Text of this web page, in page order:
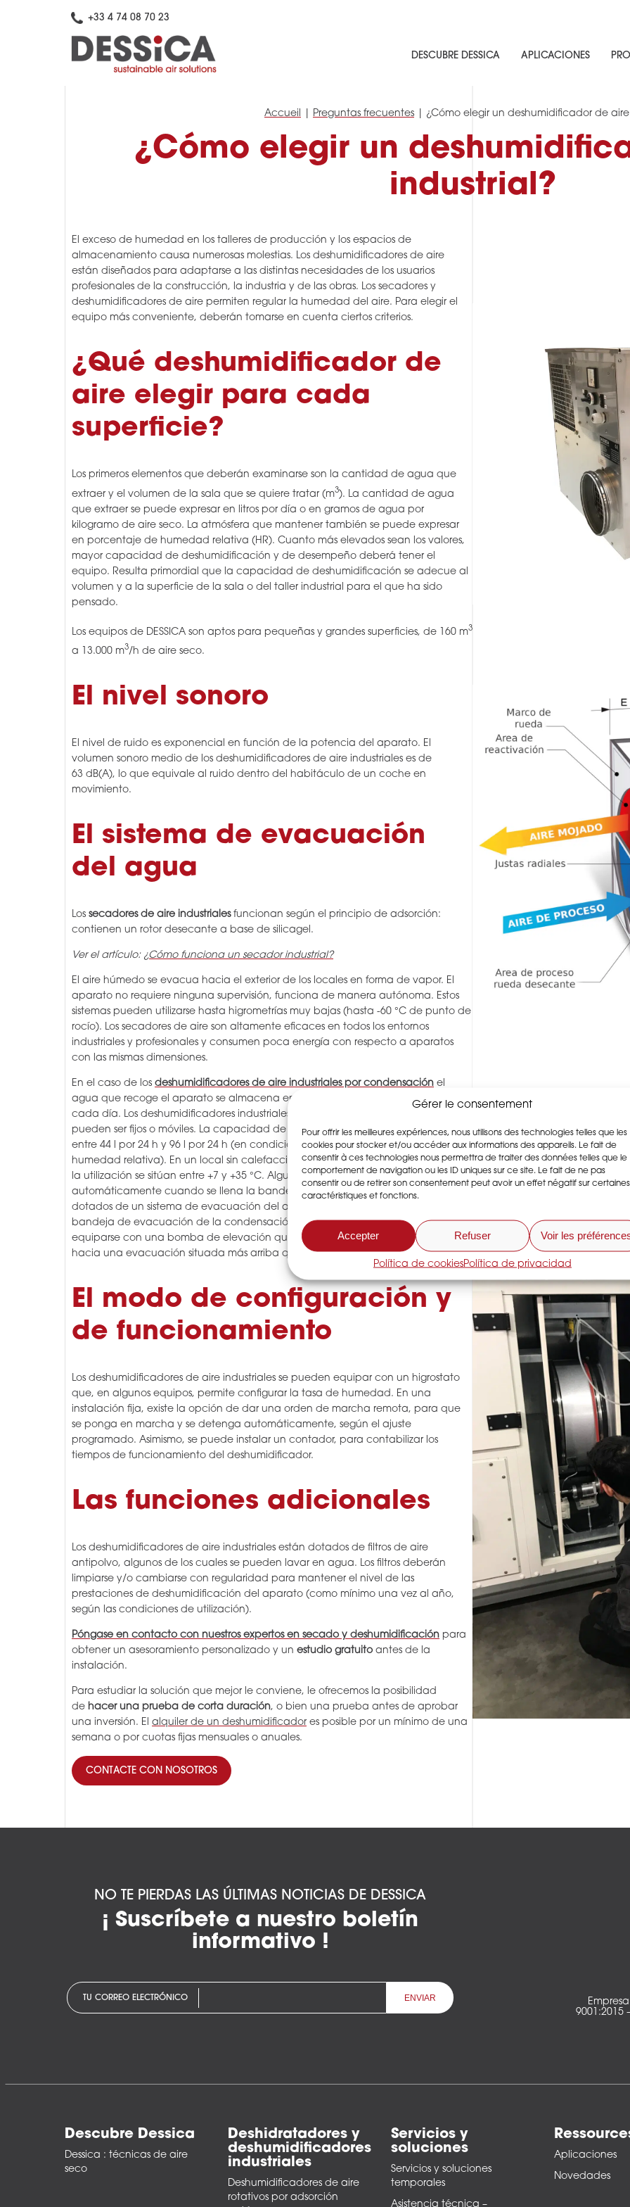
Gérer le consentement
Pour offrir les meilleures expériences, nous utilisons des technologies telles que les
cookies pour stocker et/ou accéder aux informations des appareils. Le fait de
consentir à ces technologies nous permettra de traiter des données telles que le
comportement de navigation ou les ID uniques sur ce site. Le fait de ne pas
consentir ou de retirer son consentement peut avoir un effet négatif sur certaines
caractéristiques et fonctions.
Accepter Refuser Voir les
Política de cookiesPolítica de privacidad
+33 4 74 08 70 23
DESCUBRE DESSICA APLICACIONES
Accueil Preguntas frecuentes ¿Cómo elegir un deshumidificador de
¿Cómo elegir un
industrial?
El exceso de humedad en los talleres de producción y los espacios de
almacenamiento causa numerosas molestias. Los deshumidificadores de aire
están diseñados para adaptarse a las distintas necesidades de los usuarios
profesionales de la construcción, la industria y de las obras. Los secadores y
deshumidificadores de aire permiten regular la humedad del aire. Para elegir el
equipo más conveniente, deberán tomarse en cuenta ciertos criterios.
¿Qué deshumidificador de
aire elegir para cada
superficie?
Los primeros elementos que deberán examinarse son la cantidad de agua que
extraer y el volumen de la sala que se quiere tratar (m3). La cantidad de agua
que extraer se puede expresar en litros por día o en gramos de agua por
kilogramo de aire seco. La atmósfera que mantener también se puede expresar
en porcentaje de humedad relativa (HR). Cuanto más elevados sean los valores,
mayor capacidad de deshumidificación y de desempeño deberá tener el
equipo. Resulta primordial que la capacidad de deshumidificación se adecue al
volumen y a la superficie de la sala o del taller industrial para el que ha sido
pensado.
Los equipos de DESSICA son aptos para pequeñas y grandes superficies, de 160 m3
a 13.000 m3/h de aire seco.
El nivel sonoro
El nivel de ruido es exponencial en función de la potencia del aparato. El
volumen sonoro medio de los deshumidificadores de aire industriales es de
63 dB(A), lo que equivale al ruido dentro del habitáculo de un coche en
movimiento.
El sistema de evacuación
del agua
Los secadores de aire industrialesfuncionan según el principio de adsorción:
contienen un rotor desecante a base de silicagel.
Ver el artículo: ¿Cómo funciona un secador industrial?
El aire húmedo se evacua hacia el exterior de los locales en forma de vapor. El
aparato no requiere ninguna supervisión, funciona de manera autónoma. Estos
sistemas pueden utilizarse hasta higrometrías muy bajas (hasta -60 °C de punto de
rocío). Los secadores de aire son altamente eficaces en todos los entornos
industriales y profesionales y consumen poca energía con respecto a aparatos
con las mismas dimensiones.
En el caso de los deshumidificadores de aire industriales por condensación el
agua que recoge el aparato se almacena en una bandeja que debe vaciarse
cada día. Los deshumidificadores industriales funcionan a partir de gas frigorífico y
pueden ser fijos o móviles. La capacidad de deshumidificación nominal oscila
entre 44 l por 24 h y 96 l por 24 h (en condiciones de entrada de 30 °C y 80 % de
humedad relativa). En un local sin calefacción, los umbrales de temperatura para
la utilización se sitúan entre +7 y +35 °C. Algunos modelos se detienen
automáticamente cuando se llena la bandeja. También existen dispositivos
dotados de un sistema de evacuación del agua, para no tener que vaciar la
bandeja de evacuación de la condensación. Los deshumidificadores pueden
equiparse con una bomba de elevación que permite dirigir el agua recuperada
hacia una evacuación situada más arriba que el aparato.
El modo de configuración y
de funcionamiento
Los deshumidificadores de aire industriales se pueden equipar con un higrostato
que, en algunos equipos, permite configurar la tasa de humedad. En una
instalación fija, existe la opción de dar una orden de marcha remota, para que
se ponga en marcha y se detenga automáticamente, según el ajuste
programado. Asimismo, se puede instalar un contador, para contabilizar los
tiempos de funcionamiento del deshumidificador.
Las funciones adicionales
Los deshumidificadores de aire industriales están dotados de filtros de aire
antipolvo, algunos de los cuales se pueden lavar en agua. Los filtros deberán
limpiarse y/o cambiarse con regularidad para mantener el nivel de las
prestaciones de deshumidificación del aparato (como mínimo una vez al año,
según las condiciones de utilización).
Póngase en contacto con nuestros expertos en secado y deshumidificación para
obtener un asesoramiento personalizado y un estudio gratuito antes de la
instalación.
Para estudiar la solución que mejor le conviene, le ofrecemos la posibilidad
de hacer una prueba de corta duración, o bien una prueba antes de aprobar
una inversión. El alquiler de un deshumidificador es posible por un mínimo de una
semana o por cuotas fijas mensuales o anuales.
CONTACTE CON NOSOTROS
NO TE PIERDAS LAS ÚLTIMAS NOTICIAS DE DESSICA
¡ Suscríbete a nuestro boletín
informativo !
TU CORREO ELECTRÓNICO
9001:2015
Descubre Dessica
Dessica : técnicas de aire
seco
Deshidratadores y
deshumidificadores
industriales
Deshumidificadores de aire
rotativos por adsorción
Servicios y
soluciones
Servicios y soluciones
temporales
Asistencia técnica –
Aplicaciones
Novedades